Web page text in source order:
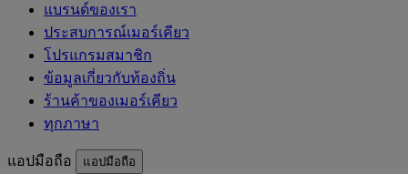
แบรนด์ของเรา
ประสบการณ์เมอร์เคียว
โปรแกรมสมาชิก
ข้อมูลเกี่ยวกับท้องถิ่น
ร้านค้าของเมอร์เคียว
ทุกภาษา
แอปมือถือ แอปมือถือ